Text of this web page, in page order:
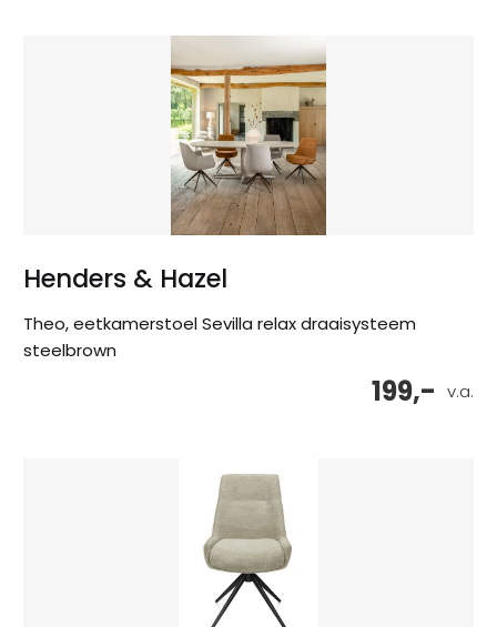
Henders & Hazel
Theo, eetkamerstoel Sevilla relax draaisysteem
steelbrown
v.a.
199,-